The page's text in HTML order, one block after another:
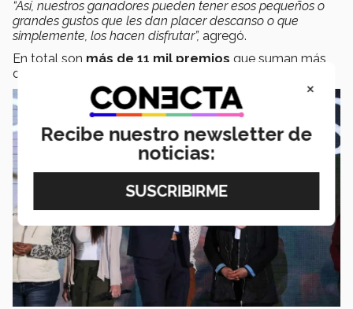
“Así, nuestros ganadores pueden tener esos pequeños o
grandes gustos que les dan placer descanso o que
simplemente, los hacen disfrutar”, agregó.
En total son más de 11 mil premios que suman más
de
×
Recibe nuestro newsletter de
noticias: